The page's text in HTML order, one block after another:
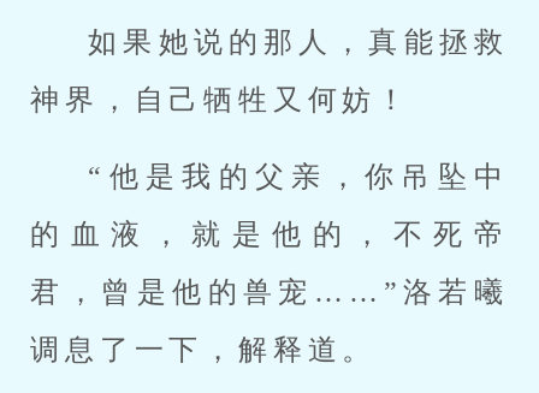
如果她说的那人，真能拯救
神界，自己牺牲又何妨！
“他是我的父亲，你吊坠中
的血液，就是他的，不死帝
君，曾是他的兽宠……”洛若曦
调息了一下，解释道。